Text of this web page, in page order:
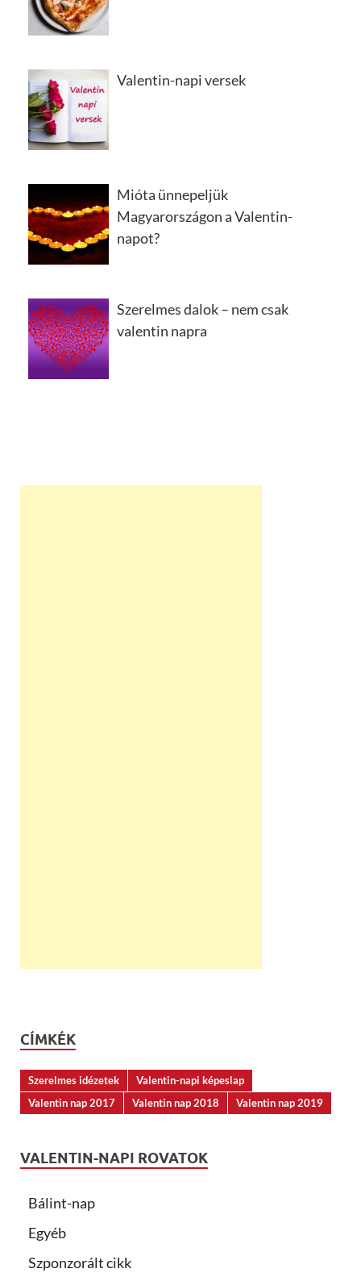
Valentin-napi versek
Mióta ünnepeljük
Magyarországon a Valentin-
napot?
Szerelmes dalok – nem csak
valentin napra
CÍMKÉK
Szerelmes idézetek
Valentin-napi képeslap
Valentin nap 2017
Valentin nap 2018 Valentin nap 2019
VALENTIN-NAPI ROVATOK
Bálint-nap
Egyéb
Szponzorált cikk